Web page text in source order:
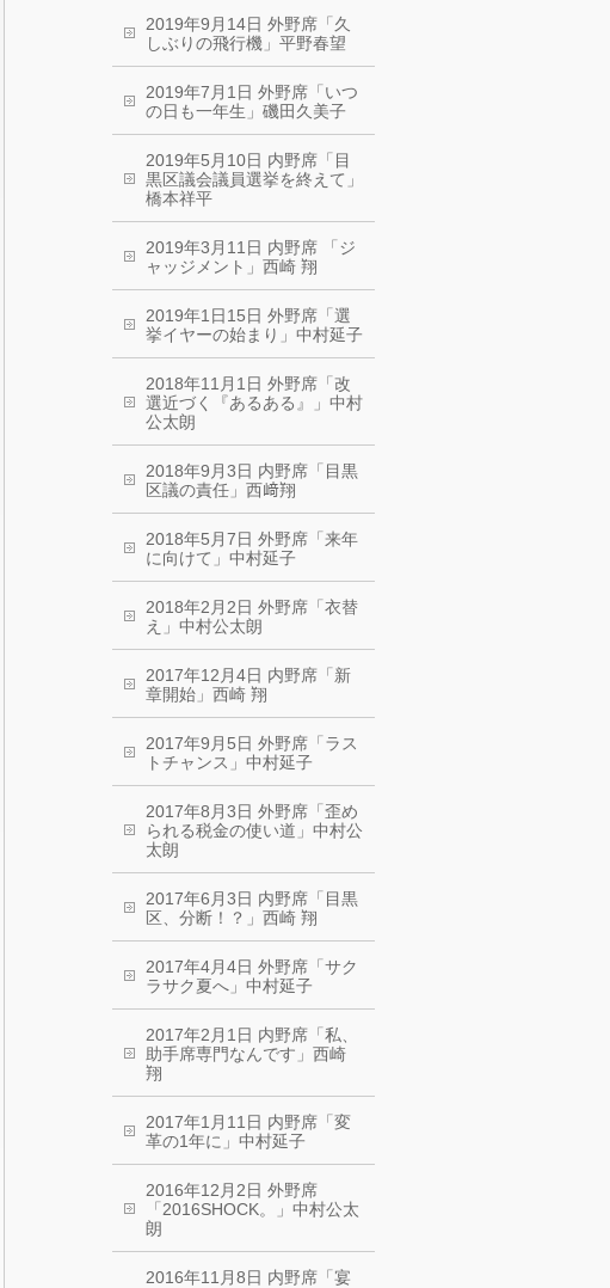
2019年9月14日 外野席「久
しぶりの飛行機」平野春望
2019年7月1日 外野席「いつ
の日も一年生」磯田久美子
2019年5月10日 内野席「目
黒区議会議員選挙を終えて」
橋本祥平
2019年3月11日 内野席 「ジ
ャッジメント」西崎 翔
2019年1日15日 外野席「選
挙イヤーの始まり」中村延子
2018年11月1日 外野席「改
選近づく『あるある』」中村
公太朗
2018年9月3日 内野席「目黒
区議の責任」西﨑翔
2018年5月7日 外野席「来年
に向けて」中村延子
2018年2月2日 外野席「衣替
え」中村公太朗
2017年12月4日 内野席「新
章開始」西崎 翔
2017年9月5日 外野席「ラス
トチャンス」中村延子
2017年8月3日 外野席「歪め
られる税金の使い道」中村公
太朗
2017年6月3日 内野席「目黒
区、分断！？」西崎 翔
2017年4月4日 外野席「サク
ラサク夏へ」中村延子
2017年2月1日 内野席「私、
助手席専門なんです」西崎
翔
2017年1月11日 内野席「変
革の1年に」中村延子
2016年12月2日 外野席
「2016SHOCK。」中村公太
朗
2016年11月8日 内野席「宴